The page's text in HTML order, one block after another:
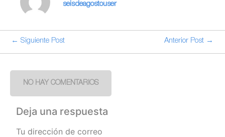
seisdeagostouser
← Siguiente Post Anterior Post →
NO HAY COMENTARIOS
Deja una respuesta
Tu dirección de correo